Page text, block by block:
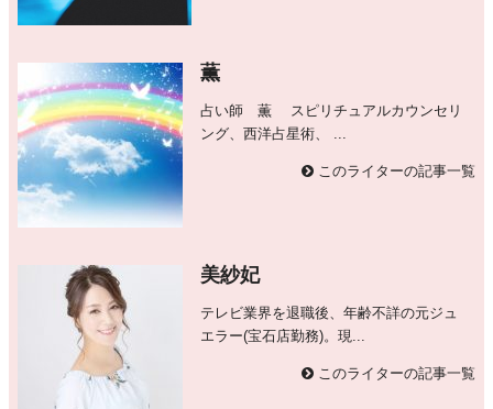
薫
占い師 薫 スピリチュアルカウンセリ
ング、西洋占星術、 ...
このライターの記事一覧
美紗妃
テレビ業界を退職後、年齢不詳の元ジュ
エラー(宝石店勤務)。現...
このライターの記事一覧